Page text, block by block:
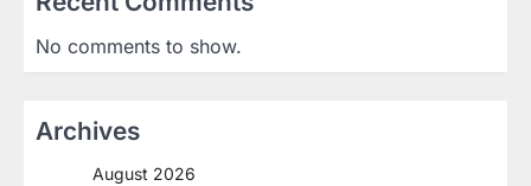
No comments to show.
Archives
August 2026